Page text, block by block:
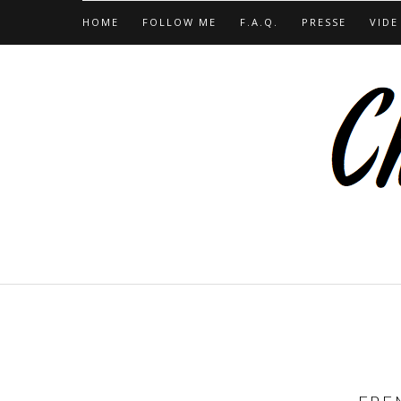
HOME FOLLOW ME F.A.Q. PRESSE VIDE